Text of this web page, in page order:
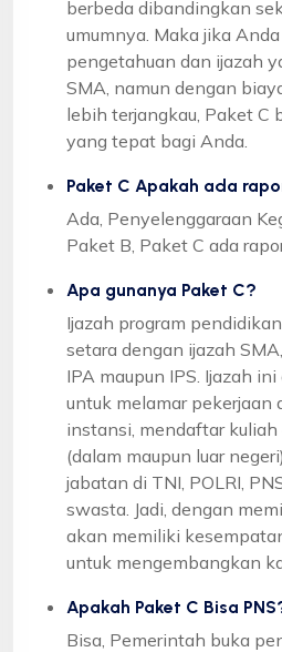
berbeda dibandingkan
umumnya. Maka jika
pengetahuan dan ijazah
SMA, namun dengan
lebih terjangkau, Paket C
yang tepat bagi Anda.
Paket C Apakah ada
Ada, Penyelenggaraan
Paket B, Paket C ada
Apa gunanya Paket C?
Ijazah program
setara dengan ijazah
IPA maupun IPS. Ijazah
untuk melamar pekerjaan
instansi, mendaftar kuliah
(dalam maupun luar
jabatan di TNI, POLRI,
swasta. Jadi, dengan
akan memiliki
untuk mengembangkan
Apakah Paket C Bisa
Bisa, Pemerintah buka